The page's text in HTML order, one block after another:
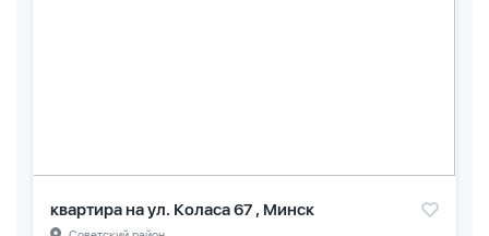
квартира на ул. Коласа 67 , Минск